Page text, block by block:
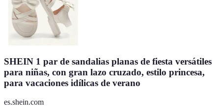
SHEIN 1 par de sandalias planas de fiesta versátiles
para niñas, con gran lazo cruzado, estilo princesa,
para vacaciones idílicas de verano
es.shein.com